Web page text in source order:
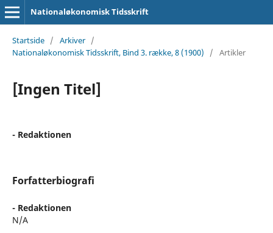
Nationaløkonomisk Tidsskrift
Startside / Arkiver /
Nationaløkonomisk Tidsskrift, Bind 3. række, 8 (1900)
/ Artikler
[Ingen Titel]
- Redaktionen
Forfatterbiografi
- Redaktionen
N/A